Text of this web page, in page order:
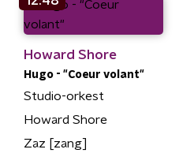
Howard Shore
Hugo - "Coeur volant"
Studio-orkest
Howard Shore
Zaz [zang]